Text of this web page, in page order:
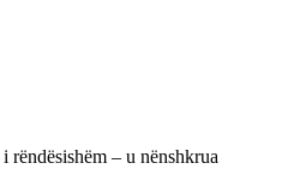
rëndësishëm – u nënshkrua